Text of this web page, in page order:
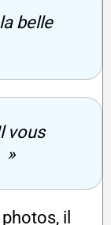
belle
vous
»
il